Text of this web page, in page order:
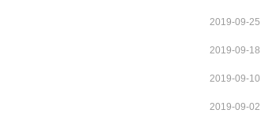
2019-09-25
2019-09-18
2019-09-10
2019-09-02